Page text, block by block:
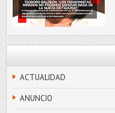
ACTUALIDAD
ANUNCIO